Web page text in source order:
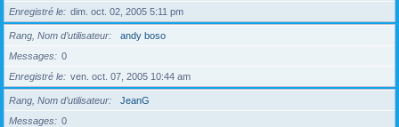
Enregistré le
dim. oct. 02, 2005 5:11 pm
Rang, Nom d’utilisateur
andy boso
Messages
0
Enregistré le
ven. oct. 07, 2005 10:44 am
Rang, Nom d’utilisateur
JeanG
Messages
0